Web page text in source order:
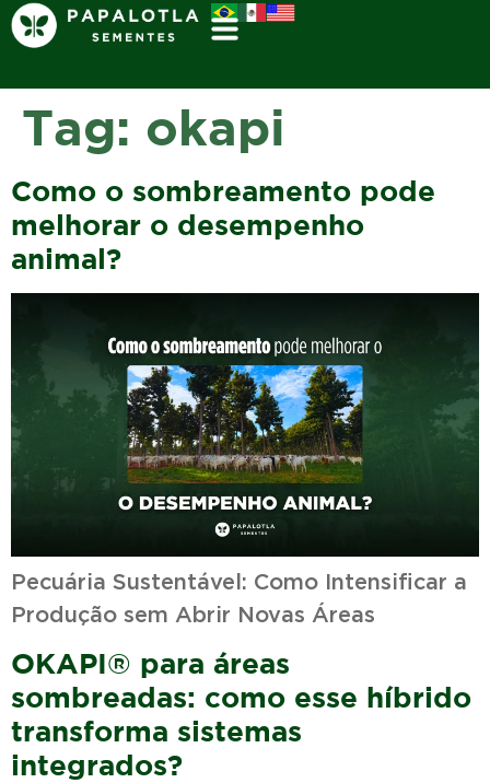
Tag: okapi
Como o sombreamento pode
melhorar o desempenho
animal?
Pecuária Sustentável: Como Intensificar a
Produção sem Abrir Novas Áreas
OKAPI® para áreas
sombreadas: como esse híbrido
transforma sistemas
integrados?